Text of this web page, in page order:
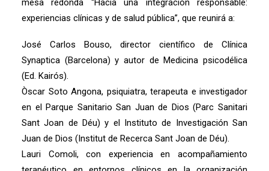
mesa redonda “Hacia una integración responsable:
experiencias clínicas y de salud pública”, que reunirá a:
José Carlos Bouso, director científico de Clínica
Synaptica (Barcelona) y autor de Medicina psicodélica
(Ed. Kairós).
Òscar Soto Angona, psiquiatra, terapeuta e investigador
en el Parque Sanitario San Juan de Dios (Parc Sanitari
Sant Joan de Déu) y el Instituto de Investigación San
Juan de Dios (Institut de Recerca Sant Joan de Déu).
Lauri Comoli, con experiencia en acompañamiento